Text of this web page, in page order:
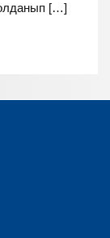
[…]